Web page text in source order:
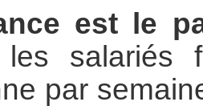
est le
les salariés
par